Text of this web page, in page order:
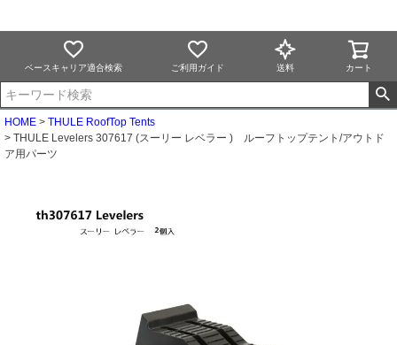
ベースキャリア適合検索 ご利用ガイド 送料 カート
HOME
THULE RoofTop Tents
THULE Levelers 307617 (スーリー レベラー ) ルーフトップテント/アウトド
ア用パーツ